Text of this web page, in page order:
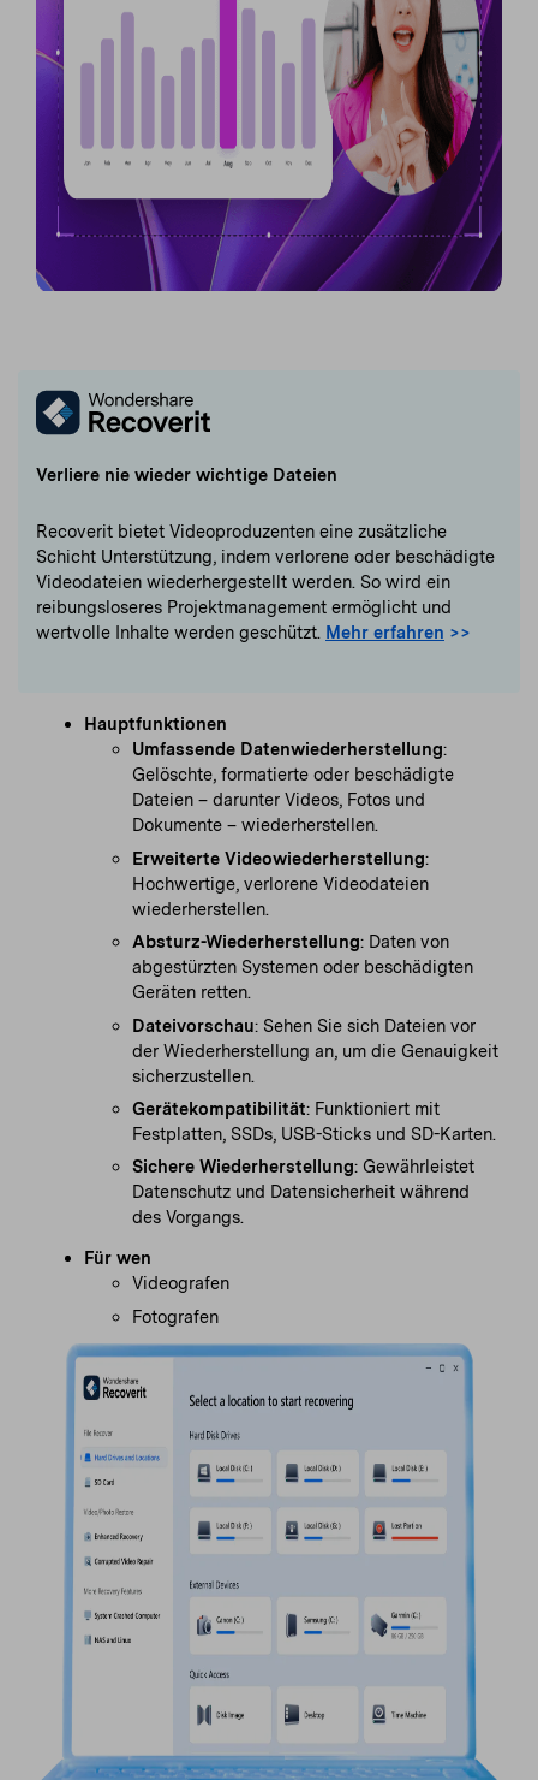
Verliere nie wieder wichtige Dateien
Recoverit bietet Videoproduzenten eine zusätzliche
Schicht Unterstützung, indem verlorene oder beschädigte
Videodateien wiederhergestellt werden. So wird ein
reibungsloseres Projektmanagement ermöglicht und
wertvolle Inhalte werden geschützt. Mehr erfahren >>
Hauptfunktionen
Umfassende Datenwiederherstellung:
Gelöschte, formatierte oder beschädigte
Dateien – darunter Videos, Fotos und
Dokumente – wiederherstellen.
Erweiterte Videowiederherstellung:
Hochwertige, verlorene Videodateien
wiederherstellen.
Absturz-Wiederherstellung: Daten von
abgestürzten Systemen oder beschädigten
Geräten retten.
Dateivorschau: Sehen Sie sich Dateien vor
der Wiederherstellung an, um die Genauigkeit
sicherzustellen.
Gerätekompatibilität: Funktioniert mit
Festplatten, SSDs, USB-Sticks und SD-Karten.
Sichere Wiederherstellung: Gewährleistet
Datenschutz und Datensicherheit während
des Vorgangs.
Für wen
Videografen
Fotografen